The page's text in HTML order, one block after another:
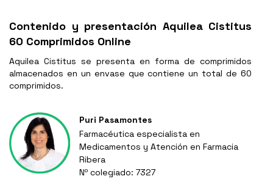
Contenido y presentación Aquilea Cistitus
60 Comprimidos Online
Aquilea Cistitus se presenta en forma de comprimidos
almacenados en un envase que contiene un total de 60
comprimidos.
Puri Pasamontes
Farmacéutica especialista en
Medicamentos y Atención en Farmacia
Ribera
Nº colegiado: 7327